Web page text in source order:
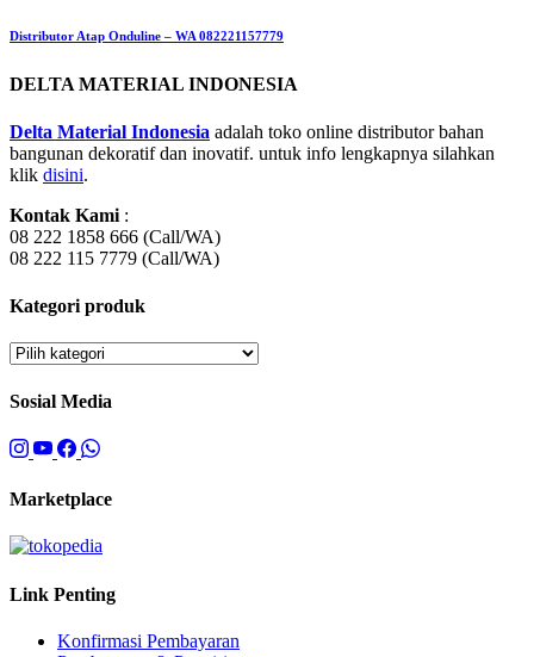
Distributor Atap Onduline – WA 082221157779
DELTA MATERIAL INDONESIA
Delta Material Indonesia adalah toko online distributor bahan
bangunan dekoratif dan inovatif. untuk info lengkapnya silahkan
klik disini.
Kontak Kami :
08 222 1858 666 (Call/WA)
08 222 115 7779 (Call/WA)
Kategori produk
Sosial Media
Marketplace
Link Penting
Konfirmasi Pembayaran